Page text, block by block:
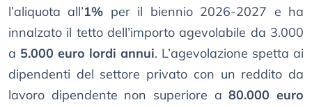
l’aliquota all’1% per il biennio 2026-2027 e ha
innalzato il tetto dell’importo agevolabile da 3.000
a 5.000 euro lordi annui. L’agevolazione spetta ai
dipendenti del settore privato con un reddito da
lavoro dipendente non superiore a80.000 euro